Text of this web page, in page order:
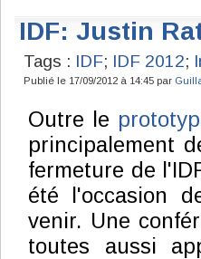
IDF: Justin
Tags : IDF; IDF 2012;
Publié le 17/09/2012 à 14:45 par
Outre le
principalement
fermeture de
été l'occasion
venir. Une
toutes aussi